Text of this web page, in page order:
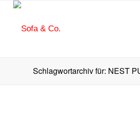
Schlagwortarchiv für: NEST